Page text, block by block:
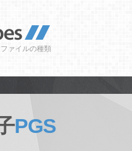
ァイルの種類
PGS